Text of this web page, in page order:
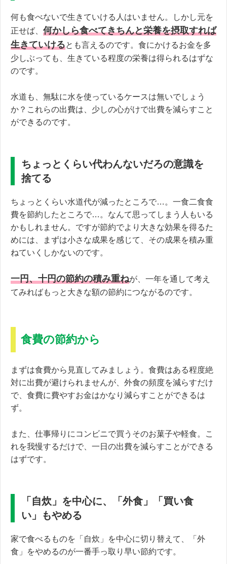
何も食べないで生きていける人はいません。しかし元を
正せば、 何かしら食べてきちんと栄養を摂取すれば
生きていけるとも言えるのです。食にかけるお金を多
少しぶっても、生きている程度の栄養は得られるはずな
のです。
水道も、無駄に水を使っているケースは無いでしょう
か？これらの出費は、少しの心がけで出費を減らすこと
ができるのです。
ちょっとくらい代わんないだろの意識を
捨てる
ちょっとくらい水道代が減ったところで…。一食二食食
費を節約したところで…。なんて思ってしまう人もいる
かもしれません。ですが節約でより大きな効果を得るた
めには、まずは小さな成果を感じて、その成果を積み重
ねていくしかないのです。
一円、十円の節約の積み重ねが、一年を通して考え
てみればもっと大きな額の節約につながるのです。
食費の節約から
まずは食費から見直してみましょう。食費はある程度絶
対に出費が避けられませんが、外食の頻度を減らすだけ
で、食費に費やすお金はかなり減らすことができるは
ず。
また、仕事帰りにコンビニで買うそのお菓子や軽食。こ
れを我慢するだけで、一日の出費を減らすことができる
はずです。
「自炊」を中心に、「外食」「買い食
い」もやめる
家で食べるものを「自炊」を中心に切り替えて、「外
食」をやめるのが一番手っ取り早い節約です。